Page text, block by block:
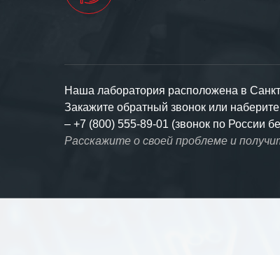
Наша лаборатория расположена в
Закажите обратный звонок или
– +7 (800) 555-89-01 (звонок по России
Расскажите о своей проблеме и